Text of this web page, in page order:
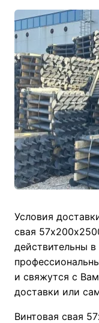
Условия
свая
действительны
и свяжутся с
доставки или
Винтовая свая